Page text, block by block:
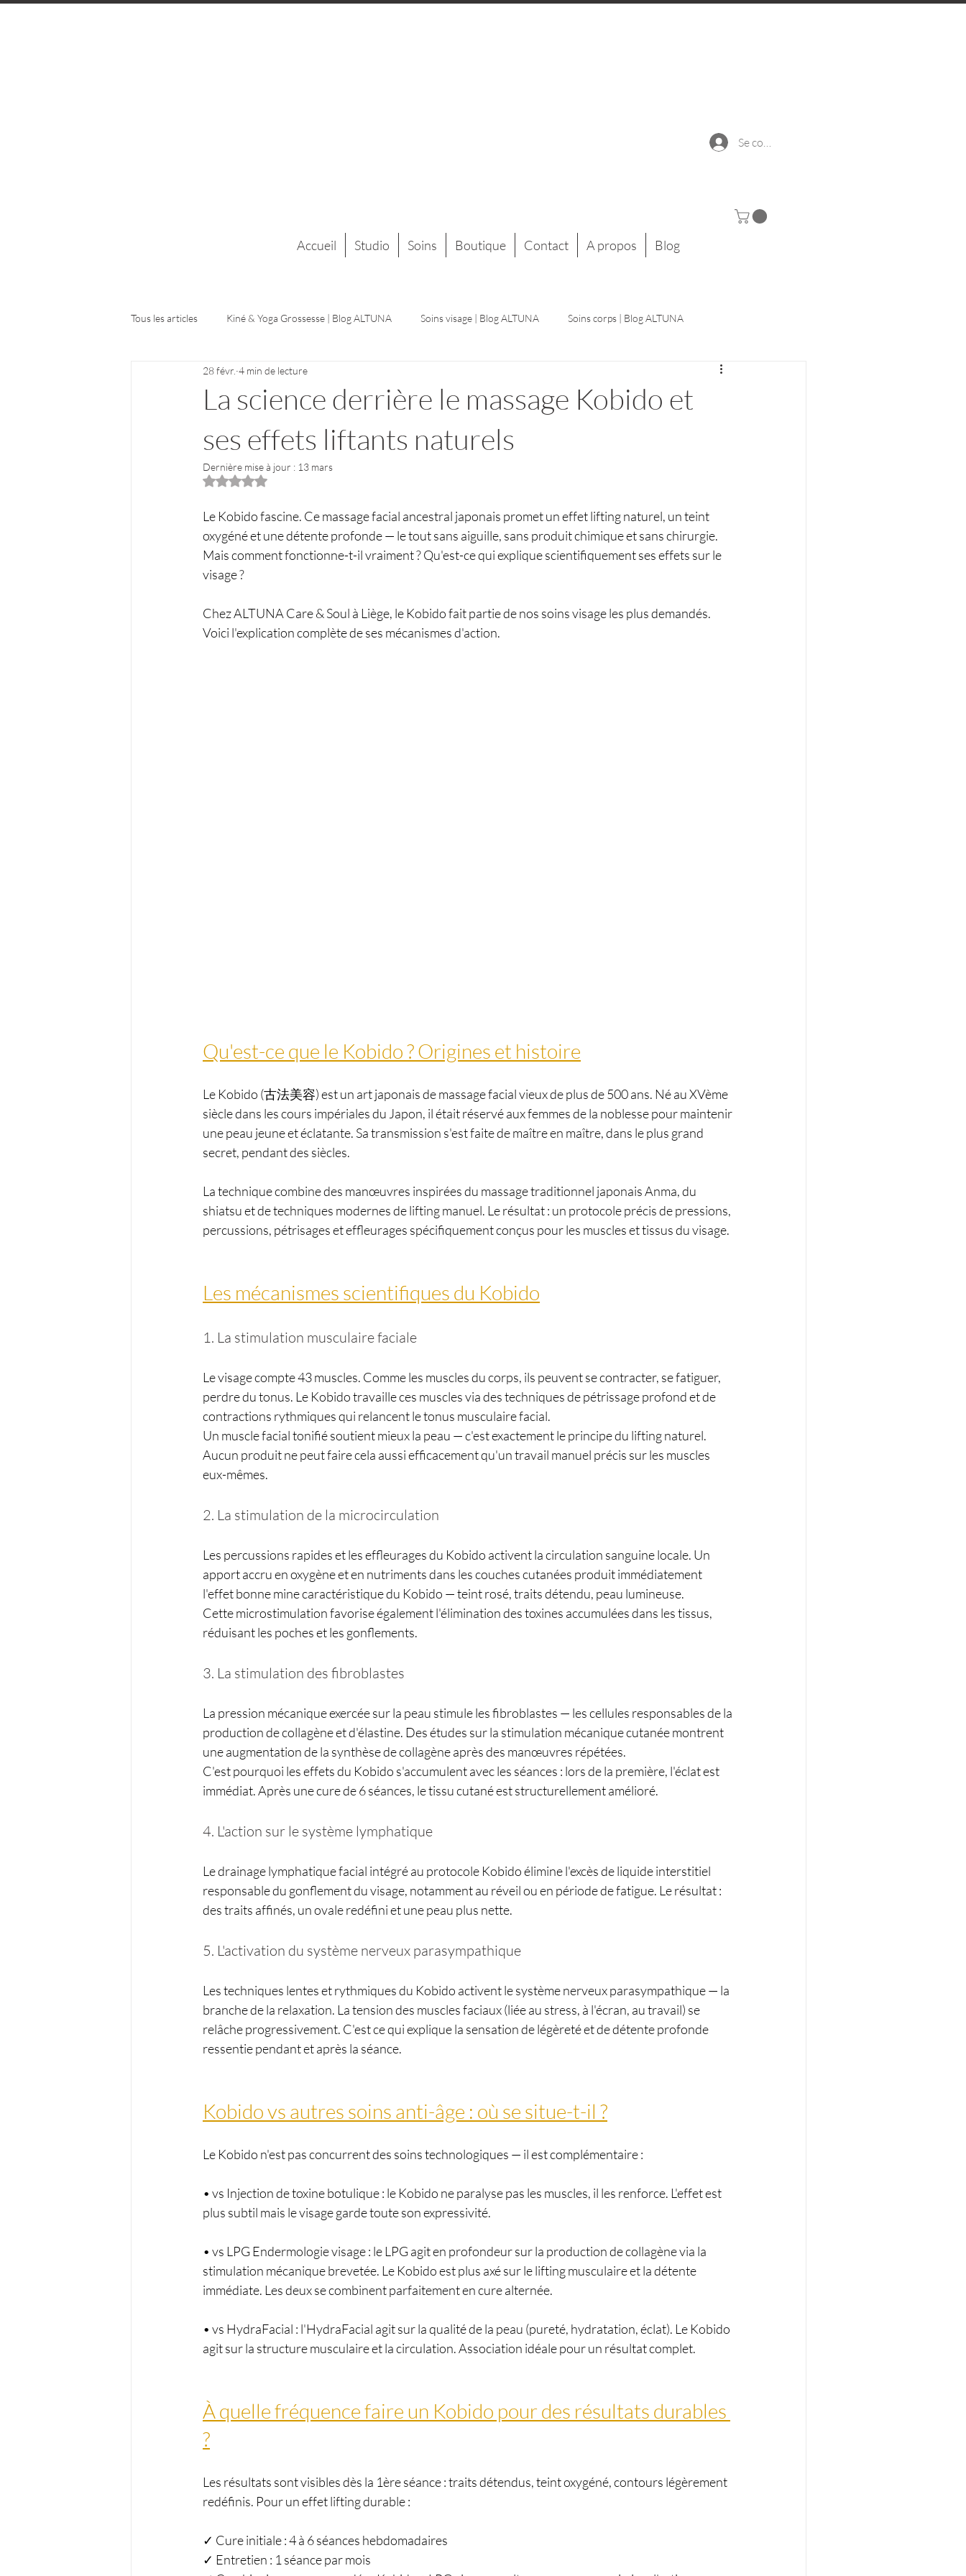
Se connecter
Accueil Studio Soins Boutique Contact A propos Blog
Tous les articles Kiné & Yoga Grossesse | Blog ALTUNA Soins visage | Blog ALTUNA Soins corps | Blog ALTUNA
La science derrière le massage Kobido et
ses effets liftants naturels
28 févr. 4 min de lecture
Dernière mise à jour : 13 mars
Noté NaN étoiles sur 5.
Le Kobido fascine. Ce massage facial ancestral japonais promet un effet lifting naturel, un teint
oxygéné et une détente profonde — le tout sans aiguille, sans produit chimique et sans chirurgie.
Mais comment fonctionne-t-il vraiment ? Qu'est-ce qui explique scientifiquement ses effets sur le
visage ?
Chez ALTUNA Care & Soul à Liège, le Kobido fait partie de nos soins visage les plus demandés.
Voici l'explication complète de ses mécanismes d'action.
Qu'est-ce que le Kobido ? Origines et histoire
Le Kobido (古法美容) est un art japonais de massage facial vieux de plus de 500 ans. Né au XVème
siècle dans les cours impériales du Japon, il était réservé aux femmes de la noblesse pour maintenir
une peau jeune et éclatante. Sa transmission s'est faite de maître en maître, dans le plus grand
secret, pendant des siècles.
La technique combine des manœuvres inspirées du massage traditionnel japonais Anma, du
shiatsu et de techniques modernes de lifting manuel. Le résultat : un protocole précis de pressions,
percussions, pétrisages et effleurages spécifiquement conçus pour les muscles et tissus du visage.
Les mécanismes scientifiques du Kobido
1. La stimulation musculaire faciale
Le visage compte 43 muscles. Comme les muscles du corps, ils peuvent se contracter, se fatiguer,
perdre du tonus. Le Kobido travaille ces muscles via des techniques de pétrissage profond et de
contractions rythmiques qui relancent le tonus musculaire facial.
Un muscle facial tonifié soutient mieux la peau — c'est exactement le principe du lifting naturel.
Aucun produit ne peut faire cela aussi efficacement qu'un travail manuel précis sur les muscles
eux-mêmes.
2. La stimulation de la microcirculation
Les percussions rapides et les effleurages du Kobido activent la circulation sanguine locale. Un
apport accru en oxygène et en nutriments dans les couches cutanées produit immédiatement
l'effet bonne mine caractéristique du Kobido — teint rosé, traits détendu, peau lumineuse.
Cette microstimulation favorise également l'élimination des toxines accumulées dans les tissus,
réduisant les poches et les gonflements.
3. La stimulation des fibroblastes
La pression mécanique exercée sur la peau stimule les fibroblastes — les cellules responsables de la
production de collagène et d'élastine. Des études sur la stimulation mécanique cutanée montrent
une augmentation de la synthèse de collagène après des manœuvres répétées.
C'est pourquoi les effets du Kobido s'accumulent avec les séances : lors de la première, l'éclat est
immédiat. Après une cure de 6 séances, le tissu cutané est structurellement amélioré.
4. L'action sur le système lymphatique
Le drainage lymphatique facial intégré au protocole Kobido élimine l'excès de liquide interstitiel
responsable du gonflement du visage, notamment au réveil ou en période de fatigue. Le résultat :
des traits affinés, un ovale redéfini et une peau plus nette.
5. L'activation du système nerveux parasympathique
Les techniques lentes et rythmiques du Kobido activent le système nerveux parasympathique — la
branche de la relaxation. La tension des muscles faciaux (liée au stress, à l'écran, au travail) se
relâche progressivement. C'est ce qui explique la sensation de légèreté et de détente profonde
ressentie pendant et après la séance.
Kobido vs autres soins anti-âge : où se situe-t-il ?
Le Kobido n'est pas concurrent des soins technologiques — il est complémentaire :
• vs Injection de toxine botulique : le Kobido ne paralyse pas les muscles, il les renforce. L'effet est
plus subtil mais le visage garde toute son expressivité.
• vs LPG Endermologie visage : le LPG agit en profondeur sur la production de collagène via la
stimulation mécanique brevetée. Le Kobido est plus axé sur le lifting musculaire et la détente
immédiate. Les deux se combinent parfaitement en cure alternée.
• vs HydraFacial : l'HydraFacial agit sur la qualité de la peau (pureté, hydratation, éclat). Le Kobido
agit sur la structure musculaire et la circulation. Association idéale pour un résultat complet.
À quelle fréquence faire un Kobido pour des résultats durables
?
Les résultats sont visibles dès la 1ère séance : traits détendus, teint oxygéné, contours légèrement
redéfinis. Pour un effet lifting durable :
✓ Cure initiale : 4 à 6 séances hebdomadaires
✓ Entretien : 1 séance par mois